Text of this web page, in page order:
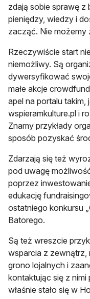
zdają sobie sprawę z
pieniędzy, wiedzy i
zacząć. Nie możemy
Rzeczywiście start
niemożliwy. Są
dywersyfikować
małe akcje
apel na portalu
wspieramkulture.pl i
Znamy przykłady
sposób pozyskać
Zdarzają się też
pod uwagę
poprzez
edukację
ostatniego konkursu
Batorego.
Są też wreszcie
wsparcia z zewnątrz,
grono lojalnych i
kontaktując się z
właśnie stało się w